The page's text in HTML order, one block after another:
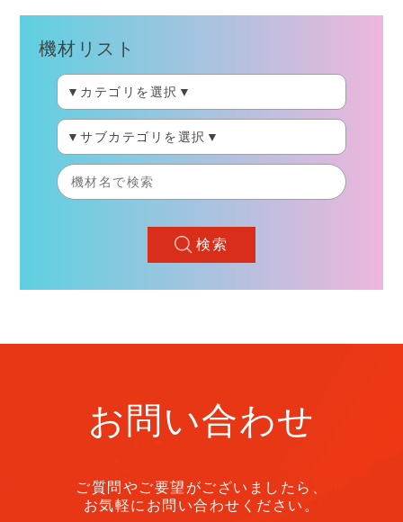
機材リスト
検索
お問い合わせ
ご質問やご要望がございましたら、
お気軽にお問い合わせください。